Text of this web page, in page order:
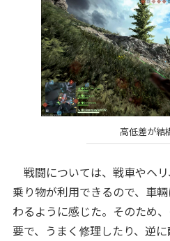
高低差が結
戦闘については、戦車やヘ
乗り物が利用できるので、車
わるように感じた。そのため
要で、うまく修理したり、逆